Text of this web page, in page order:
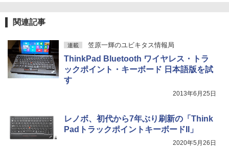
関連記事
連載 笠原一輝のユビキタス情報局
ThinkPad Bluetooth ワイヤレス・トラ
ックポイント・キーボード 日本語版を試
す
2013年6月25日
レノボ、初代から7年ぶり刷新の「Think
PadトラックポイントキーボードII」
2020年5月26日